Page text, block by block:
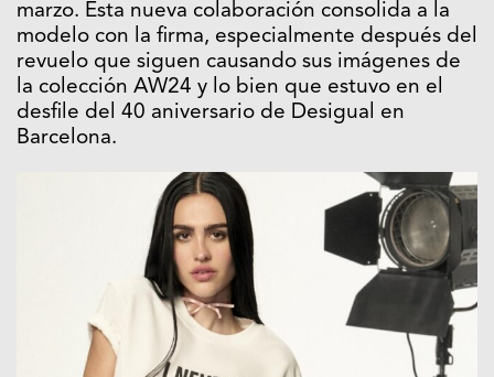
marzo. Esta nueva colaboración consolida a la
modelo con la firma, especialmente después del
revuelo que siguen causando sus imágenes de
la colección AW24 y lo bien que estuvo en el
desfile del 40 aniversario de Desigual en
Barcelona.